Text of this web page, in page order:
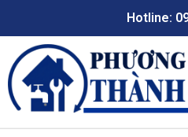
Hotline: